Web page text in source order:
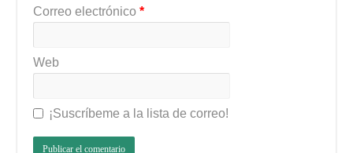
Correo electrónico*
Web
¡Suscríbeme a la lista de correo!